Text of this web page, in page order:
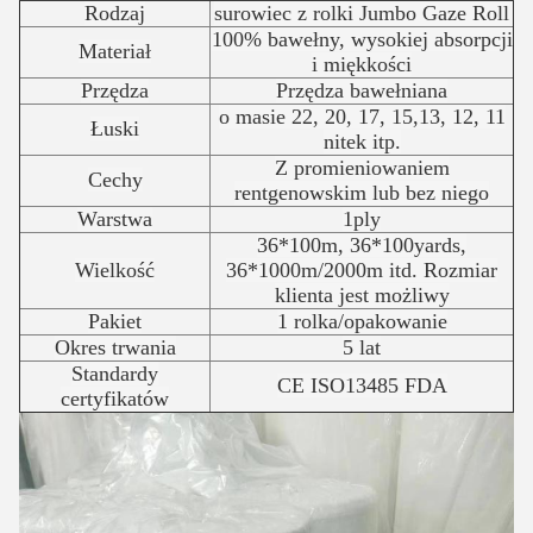
Rodzaj
surowiec z rolki Jumbo Gaze Roll
Materiał
100% bawełny, wysokiej absorpcji
i miękkości
Przędza
Przędza bawełniana
Łuski
o masie 22, 20, 17, 15,13, 12, 11
nitek itp.
Cechy
Z promieniowaniem
rentgenowskim lub bez niego
Warstwa
1ply
Wielkość
36*100m, 36*100yards,
36*1000m/2000m itd. Rozmiar
klienta jest możliwy
Pakiet
1 rolka/opakowanie
Okres trwania
5 lat
Standardy
certyfikatów
CE ISO13485 FDA